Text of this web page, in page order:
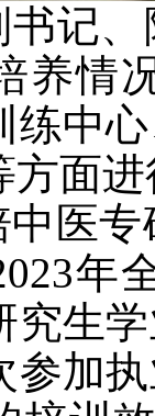
记
养情
练中
方面
医
年
究生
参加